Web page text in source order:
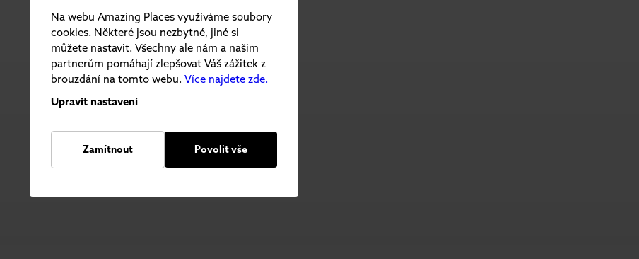
Na webu Amazing Places využíváme soubory
cookies. Některé jsou nezbytné, jiné si
můžete nastavit. Všechny ale nám a našim
partnerům pomáhají zlepšovat Váš zážitek z
brouzdání na tomto webu. Více najdete zde.
Upravit nastavení
Zamítnout Povolit vše